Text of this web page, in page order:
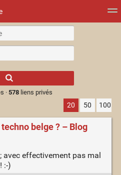
results.
· 578liens privés
20 50 100
belge ? – Blog
avec effectivement pas mal
:-)